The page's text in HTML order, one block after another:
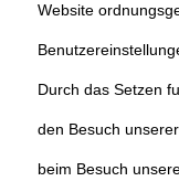
Website
Durch das Setzen
den Besuch
beim Besuch